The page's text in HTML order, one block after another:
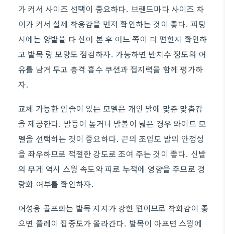
가 커서 사이즈 선택이 중요하다. 브랜드마다 사이즈 차
이가 커서 실제 착용감을 먼저 확인하는 것이 좋다. 피팅
시에는 양발을 다 신어 본 후 어느 쪽이 더 편한지 확인하
고 발목 링 모양도 점검하자. 가능하면 반치수 정도의 여
유를 남겨 두고 충격 흡수 쿠션과 접지력을 함께 평가하
자.
교체 가능한 인솔이 있는 모델은 개인 발에 맞춘 맞춤감
을 제공한다. 발등이 높거나 발볼이 넓은 경우 와이드 모
델을 선택하는 것이 중요하다. 끈의 조임도 발의 안정성
을 좌우하므로 적절한 강도로 조여 주는 것이 좋다. 신발
의 무게 역시 스윙 속도와 피로 누적에 영향을 주므로 경
량화 여부를 확인하자.
여성용 골프화는 발목 지지가 강한 편이므로 착화감이 좋
으면 플레이 집중도가 올라간다. 발목이 아프면 스윙에